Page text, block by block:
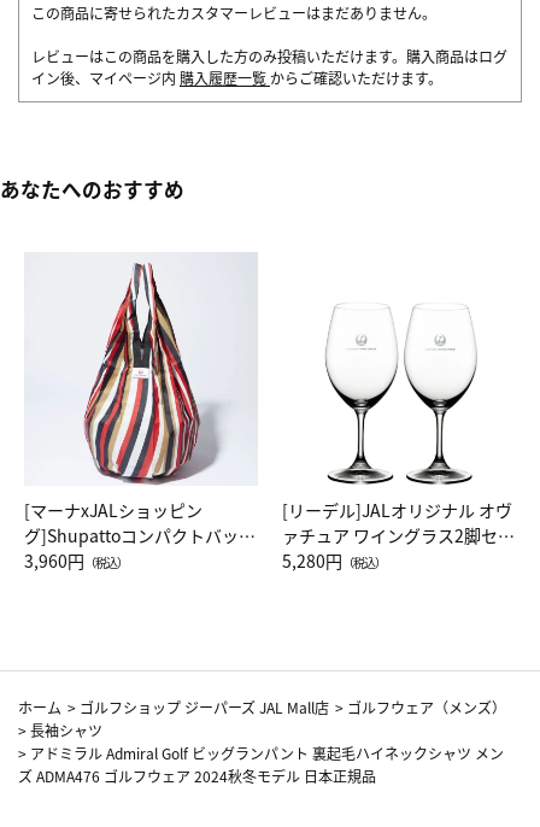
この商品に寄せられたカスタマーレビューはまだありません。
レビューはこの商品を購入した方のみ投稿いただけます。購入商品はログ
イン後、マイページ内 購入履歴一覧 からご確認いただけます。
あなたへのおすすめ
[マーナxJALショッピン
グ]Shupattoコンパクトバッグ
Drop JAL客室乗務員（LC）ス
3,960円 （税込）
[リーデル]JALオリジナル オヴ
ァチュア ワイングラス2脚セッ
ト（レッドワイン）
5,280円 （税込）
ホーム > ゴルフショップ ジーパーズ JAL Mall店 > ゴルフウェア（メンズ）
>長袖シャツ
> アドミラル Admiral Golf ビッグランパント 裏起毛ハイネックシャツ メン
ズ ADMA476 ゴルフウェア 2024秋冬モデル 日本正規品